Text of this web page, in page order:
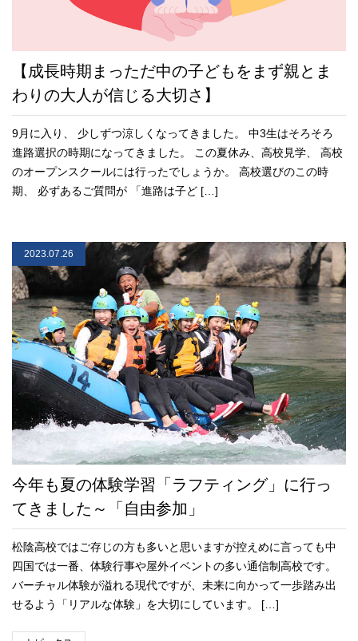
【成長時期まっただ中の子どもをまず親とま
わりの大人が信じる大切さ】
9月に入り、 少しずつ涼しくなってきました。 中3生はそろそろ
進路選択の時期になってきました。 この夏休み、高校見学、 高校
のオープンスクールには行ったでしょうか。 高校選びのこの時
期、 必ずあるご質問が 「進路は子ど […]
2023.07.26
今年も夏の体験学習「ラフティング」に行っ
てきました～「自由参加」
松陰高校ではご存じの方も多いと思いますが控えめに言っても中
四国では一番、体験行事や屋外イベントの多い通信制高校です。
バーチャル体験が溢れる現代ですが、未来に向かって一歩踏み出
せるよう「リアルな体験」を大切にしています。 […]